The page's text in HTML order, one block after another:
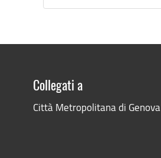
Collegati a
Città Metropolitana di Genova